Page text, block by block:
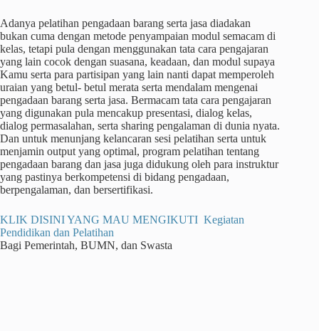
Adanya pelatihan pengadaan barang serta jasa diadakan
bukan cuma dengan metode penyampaian modul semacam di
kelas, tetapi pula dengan menggunakan tata cara pengajaran
yang lain cocok dengan suasana, keadaan, dan modul supaya
Kamu serta para partisipan yang lain nanti dapat memperoleh
uraian yang betul- betul merata serta mendalam mengenai
pengadaan barang serta jasa. Bermacam tata cara pengajaran
yang digunakan pula mencakup presentasi, dialog kelas,
dialog permasalahan, serta sharing pengalaman di dunia nyata.
Dan untuk menunjang kelancaran sesi pelatihan serta untuk
menjamin output yang optimal, program pelatihan tentang
pengadaan barang dan jasa juga didukung oleh para instruktur
yang pastinya berkompetensi di bidang pengadaan,
berpengalaman, dan bersertifikasi.
KLIK DISINI YANG MAU MENGIKUTI Kegiatan
Pendidikan dan Pelatihan
Bagi Pemerintah, BUMN, dan Swasta